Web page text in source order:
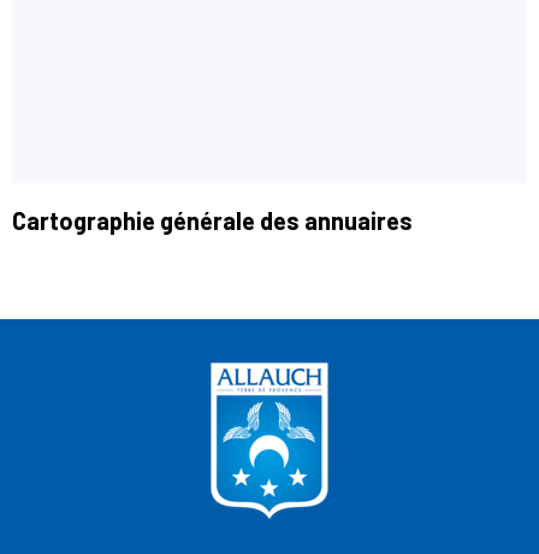
Cartographie générale des annuaires